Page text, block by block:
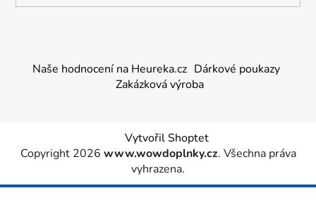
Naše hodnocení na Heureka.cz Dárkové poukazy
Zakázková výroba
Vytvořil Shoptet
Copyright 2026 www.wowdoplnky.cz. Všechna práva
vyhrazena.